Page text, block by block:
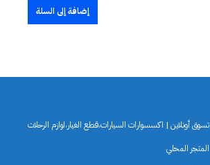
إضافة إلى السلة
تسوق أونلاين | اكسسوارات السيارات،قطع الغيار،لوازم الرحلات
المتجر المحلي